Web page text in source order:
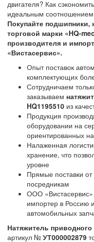
двигателя? Как
идеальным соотношением
Покупайте
торговой марки «HQ-
производителя и
«Вистасервис».
Опыт поставок
комплектующих
Сотрудничаем
заказываем
HQ1195510 из
Продукция
оборудовании на
ориентированных
Налаженная
хранение, что
уровне
Прямые поставки
посредникам
ООО
импортер в Россию
автомобильных
Натяжитель
артикул № УТ000002879